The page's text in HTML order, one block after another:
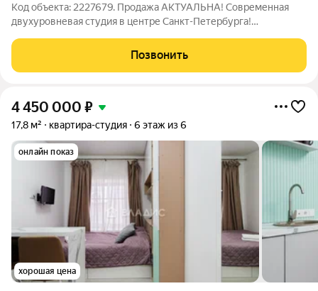
Код объекта: 2227679. Продажа АКТУАЛЬНА! Современная
двухуровневая студия в центре Санкт-Петербурга!
общей площадью 30 м, расположенная в историческом центре
Санкт-Петербурга по адресу: ул. 8-я
Позвонить
4 450 000 ₽
17,8 м² квартира-студия 6 этаж из 6
онлайн показ
хорошая цена